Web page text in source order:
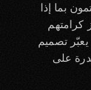
بما إذا
كرامتهم
تصميم
على